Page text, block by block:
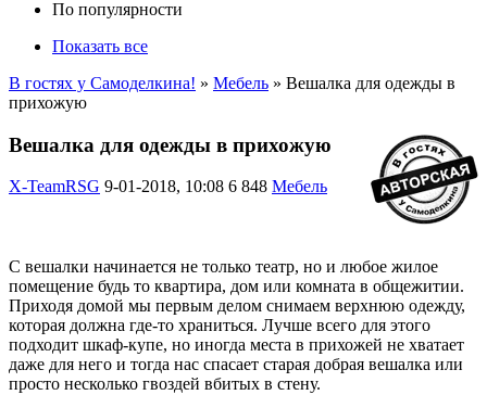
По популярности
Показать все
В гостях у Самоделкина! » Мебель » Вешалка для одежды в
прихожую
Вешалка для одежды в прихожую
X-TeamRSG 9-01-2018, 10:08 6 848 Мебель
С вешалки начинается не только театр, но и любое жилое
помещение будь то квартира, дом или комната в общежитии.
Приходя домой мы первым делом снимаем верхнюю одежду,
которая должна где-то храниться. Лучше всего для этого
подходит шкаф-купе, но иногда места в прихожей не хватает
даже для него и тогда нас спасает старая добрая вешалка или
просто несколько гвоздей вбитых в стену.